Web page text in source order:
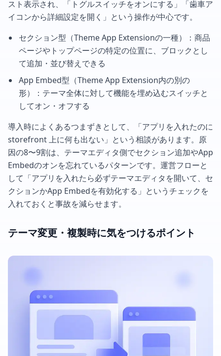
スト表示され、「トグルスイッチをオンにする」「歯車ア
イコンから詳細設定を開く」という操作が中心です。
セクション型（Theme App Extensionの一種）：商品
ページやトップページの特定の位置に、ブロックとし
て追加・並び替えできる
App Embed型（Theme App Extension内の別の
形）：テーマ全体に対して機能を埋め込むスイッチと
してオン・オフする
導入時によくあるつまずきとして、「アプリを入れたのに
storefront 上に何も出ない」という相談があります。原
因の8〜9割は、テーマエディタ側でセクション追加やApp
Embedのオンを忘れているパターンです。運営フローと
して「アプリを入れたら必ずテーマエディタを開いて、セ
クションかApp Embedを有効化する」というチェックを
入れておくと事故を減らせます。
テーマ変更・複製時に気をつけるポイント